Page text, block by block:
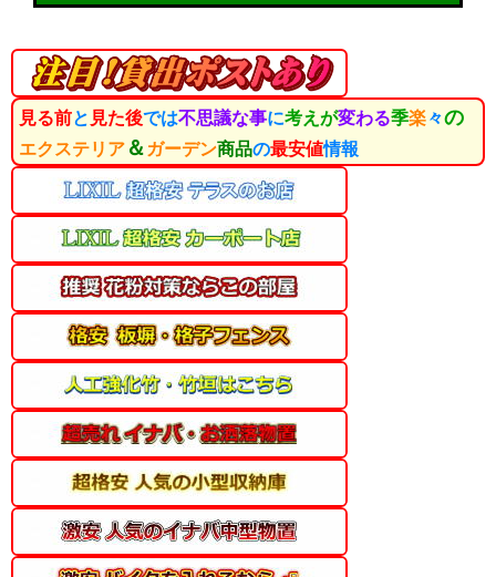
見る前と 見た後では不思議な事に考え が変わる季楽々の
エクステリア ＆ ガーデン商品の最安値情報